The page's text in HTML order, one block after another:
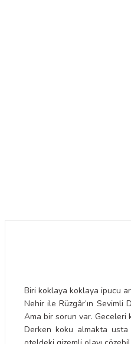
Biri koklaya koklaya ipucu
Nehir ile Rüzgâr’ın
Ama bir sorun var.
Derken koku almakta usta